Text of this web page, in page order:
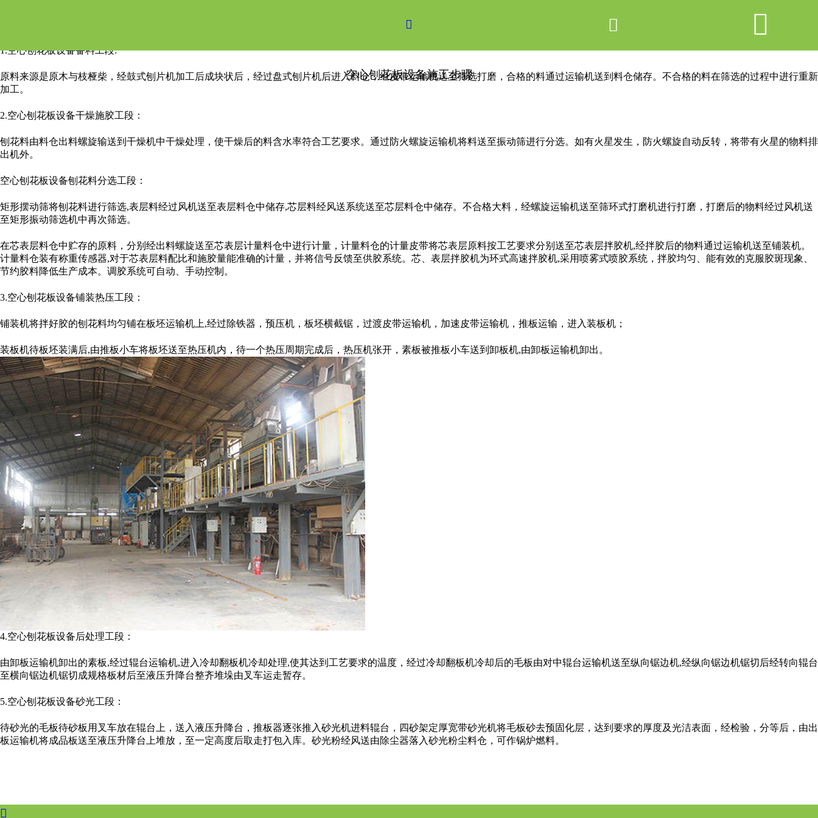
网站首页
新闻中心
走进爱游戏ayx体育

空心刨花板设备施工步骤
 
1.空心刨花板设备备料工段:
原料来源是原木与枝桠柴，经鼓式刨片机加工后成块状后，经过盘式刨片机后进入料仓，经皮带运输机送至筛选打磨，合格的料通过运输机送到料仓储存。不合格的料在筛选的过程中进行重新
加工。
2.空心刨花板设备干燥施胶工段：
刨花料由料仓出料螺旋输送到干燥机中干燥处理，使干燥后的料含水率符合工艺要求。通过防火螺旋运输机将料送至振动筛进行分选。如有火星发生，防火螺旋自动反转，将带有火星的物料排
出机外。
空心刨花板设备刨花料分选工段：
矩形摆动筛将刨花料进行筛选,表层料经过风机送至表层料仓中储存,芯层料经风送系统送至芯层料仓中储存。不合格大料，经螺旋运输机送至筛环式打磨机进行打磨，打磨后的物料经过风机送
至矩形振动筛选机中再次筛选。
在芯表层料仓中贮存的原料，分别经出料螺旋送至芯表层计量料仓中进行计量，计量料仓的计量皮带将芯表层原料按工艺要求分别送至芯表层拌胶机,经拌胶后的物料通过运输机送至铺装机。
计量料仓装有称重传感器,对于芯表层料配比和施胶量能准确的计量，并将信号反馈至供胶系统。芯、表层拌胶机为环式高速拌胶机,采用喷雾式喷胶系统，拌胶均匀、能有效的克服胶斑现象、
节约胶料降低生产成本。调胶系统可自动、手动控制。
3.空心刨花板设备铺装热压工段：
铺装机将拌好胶的刨花料均匀铺在板坯运输机上,经过除铁器，预压机，板坯横截锯，过渡皮带运输机，加速皮带运输机，推板运输，进入装板机；
装板机待板坯装满后,由推板小车将板坯送至热压机内，待一个热压周期完成后，热压机张开，素板被推板小车送到卸板机,由卸板运输机卸出。
4.空心刨花板设备后处理工段：
由卸板运输机卸出的素板,经过辊台运输机,进入冷却翻板机冷却处理,使其达到工艺要求的温度，经过冷却翻板机冷却后的毛板由对中辊台运输机送至纵向锯边机,经纵向锯边机锯切后经转向辊台
至横向锯边机锯切成规格板材后至液压升降台整齐堆垛由叉车运走暂存。
5.空心刨花板设备砂光工段：
待砂光的毛板待砂板用叉车放在辊台上，送入液压升降台，推板器逐张推入砂光机进料辊台，四砂架定厚宽带砂光机将毛板砂去预固化层，达到要求的厚度及光洁表面，经检验，分等后，由出
板运输机将成品板送至液压升降台上堆放，至一定高度后取走打包入库。砂光粉经风送由除尘器落入砂光粉尘料仓，可作锅炉燃料。
